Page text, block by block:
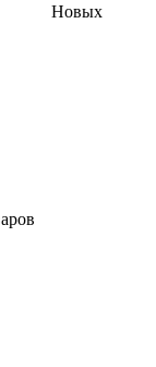
Новых